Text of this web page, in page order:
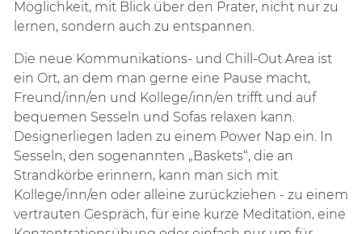
Möglichkeit, mit Blick über den Prater, nicht nur zu
lernen, sondern auch zu entspannen.
Die neue Kommunikations- und Chill-Out Area ist
ein Ort, an dem man gerne eine Pause macht,
Freund/inn/en und Kollege/inn/en trifft und auf
bequemen Sesseln und Sofas relaxen kann.
Designerliegen laden zu einem Power Nap ein. In
Sesseln, den sogenannten „Baskets“, die an
Strandkörbe erinnern, kann man sich mit
Kollege/inn/en oder alleine zurückziehen - zu einem
vertrauten Gespräch, für eine kurze Meditation, eine